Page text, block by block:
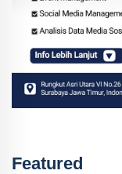
Featured